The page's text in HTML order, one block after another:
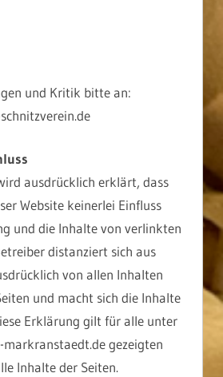
und Kritik bitte an:
ausdrücklich erklärt, dass
Website keinerlei Einfluss
und die Inhalte von verlinkten
distanziert sich aus
von allen Inhalten
und macht sich die Inhalte
Erklärung gilt für alle unter
gezeigten
Inhalte der Seiten.